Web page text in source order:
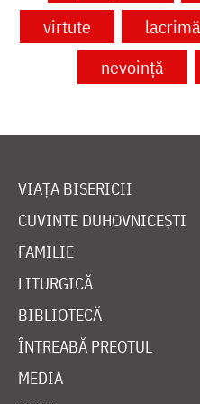
virtute
lacrimă
nevoință
VIAȚA BISERICII
CUVINTE DUHOVNICEȘTI
FAMILIE
LITURGICĂ
BIBLIOTECĂ
ÎNTREABĂ PREOTUL
MEDIA